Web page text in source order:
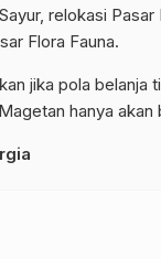
relokasi
Flora Fauna.
jika pola belanja
hanya akan